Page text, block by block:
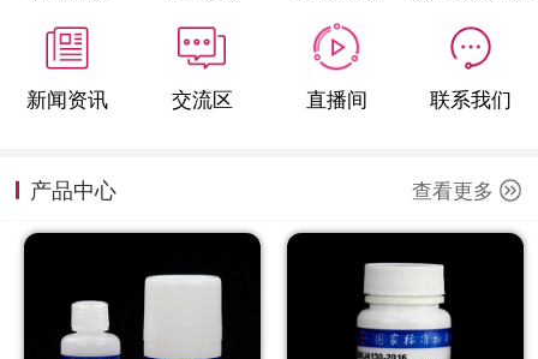
新闻资讯 交流区 直播间 联系我们
产品中心 查看更多
定制标物
定制仪器
新闻资讯
公司主页